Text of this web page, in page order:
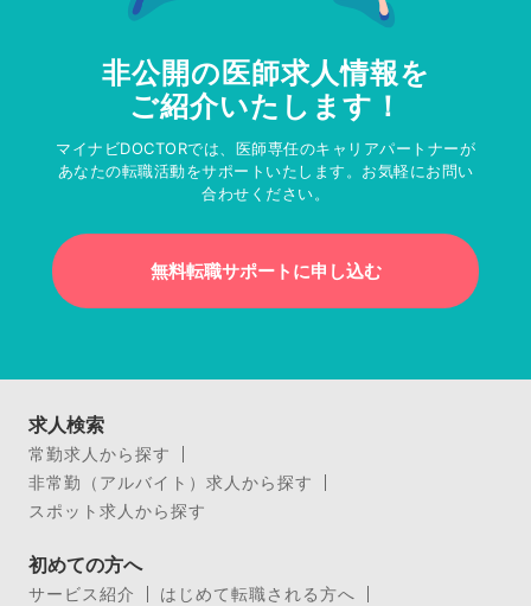
非公開の医師求人情報を
ご紹介いたします！
マイナビDOCTORでは、医師専任のキャリアパートナーが
あなたの転職活動をサポートいたします。お気軽にお問い
合わせください。
無料転職サポートに申し込む
求人検索
常勤求人から探す
非常勤（アルバイト）求人から探す
スポット求人から探す
初めての方へ
サービス紹介
はじめて転職される方へ